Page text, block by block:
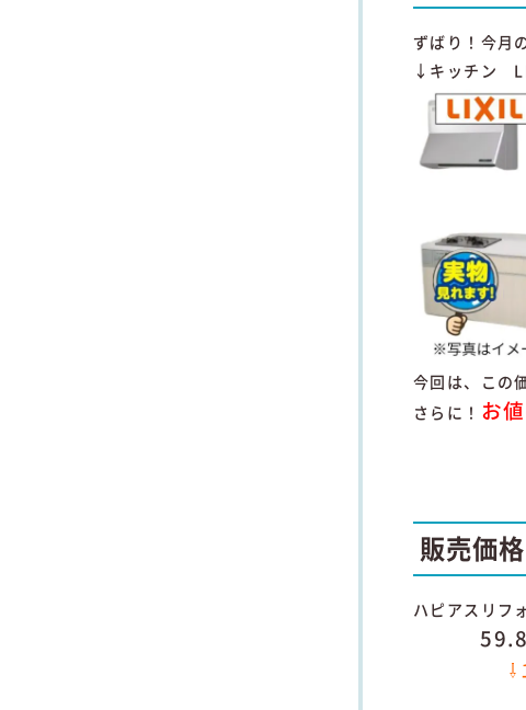
ずばり！今月
↓キッチン
今回は、この
さらに！ お
販売価格
ハピアスリフ
59.8
⇩